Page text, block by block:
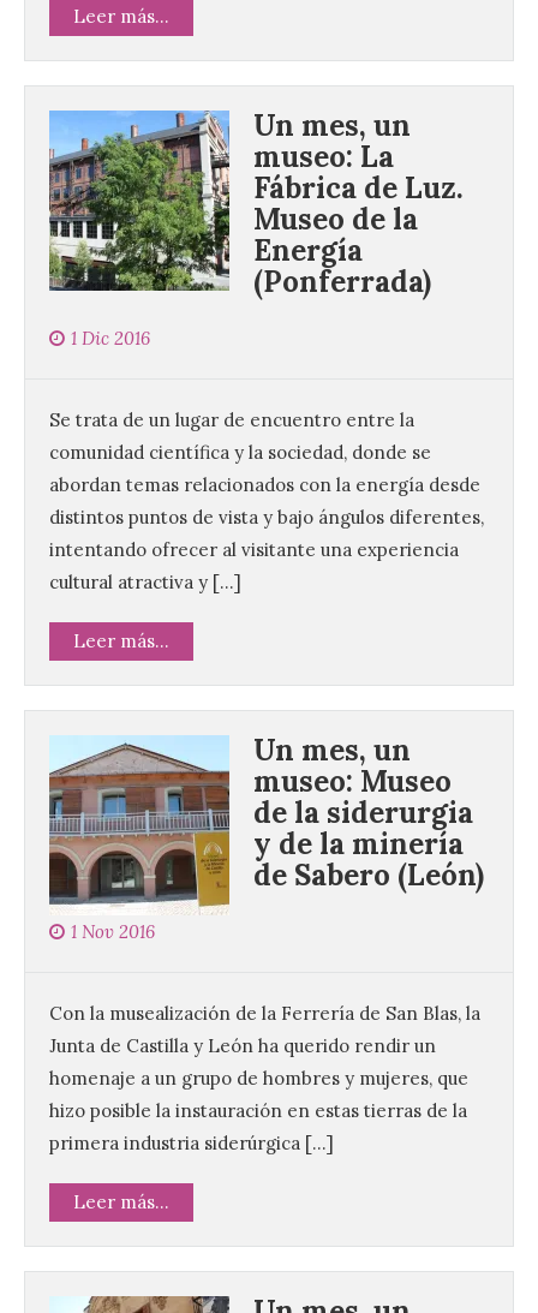
Leer más...
Un mes, un
museo: La
Fábrica de Luz.
Museo de la
Energía
(Ponferrada)
1 Dic 2016
Se trata de un lugar de encuentro entre la
comunidad científica y la sociedad, donde se
abordan temas relacionados con la energía desde
distintos puntos de vista y bajo ángulos diferentes,
intentando ofrecer al visitante una experiencia
cultural atractiva y […]
Leer más...
Un mes, un
museo: Museo
de la siderurgia
y de la minería
de Sabero (León)
1 Nov 2016
Con la musealización de la Ferrería de San Blas, la
Junta de Castilla y León ha querido rendir un
homenaje a un grupo de hombres y mujeres, que
hizo posible la instauración en estas tierras de la
primera industria siderúrgica […]
Leer más...